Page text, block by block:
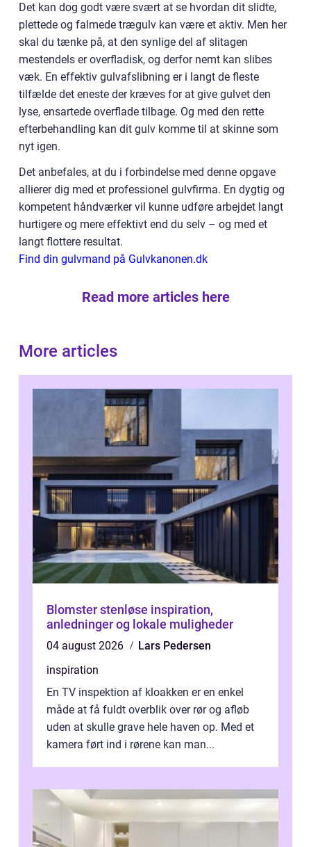
Det kan dog godt være svært at se hvordan dit slidte,
plettede og falmede trægulv kan være et aktiv. Men her
skal du tænke på, at den synlige del af slitagen
mestendels er overfladisk, og derfor nemt kan slibes
væk. En effektiv gulvafslibning er i langt de fleste
tilfælde det eneste der kræves for at give gulvet den
lyse, ensartede overflade tilbage. Og med den rette
efterbehandling kan dit gulv komme til at skinne som
nyt igen.
Det anbefales, at du i forbindelse med denne opgave
allierer dig med et professionel gulvfirma. En dygtig og
kompetent håndværker vil kunne udføre arbejdet langt
hurtigere og mere effektivt end du selv – og med et
langt flottere resultat.
Find din gulvmand på Gulvkanonen.dk
Read more articles here
More articles
Blomster stenløse inspiration,
anledninger og lokale muligheder
04 august 2026
Lars Pedersen
inspiration
En TV inspektion af kloakken er en enkel
måde at få fuldt overblik over rør og afløb
uden at skulle grave hele haven op. Med et
kamera ført ind i rørene kan man...